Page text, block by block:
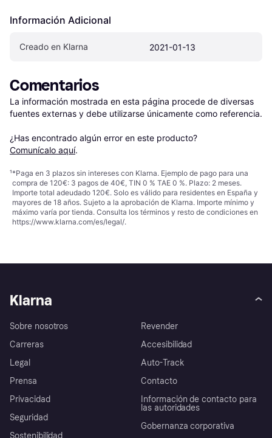
Información Adicional
Creado en Klarna 2021-01-13
Comentarios
La información mostrada en esta página procede de diversas
fuentes externas y debe utilizarse únicamente como referencia.
¿Has encontrado algún error en este producto?
Comunícalo aquí.
¹*Paga en 3 plazos sin intereses con Klarna. Ejemplo de pago para una
compra de 120€: 3 pagos de 40€, TIN 0 % TAE 0 %. Plazo: 2 meses.
Importe total adeudado 120€. Solo es válido para residentes en España y
mayores de 18 años. Sujeto a la aprobación de Klarna. Importe mínimo y
máximo varía por tienda. Consulta los términos y resto de condiciones en
https://www.klarna.com/es/legal/.
Klarna
Sobre nosotros
Carreras
Legal
Prensa
Privacidad
Seguridad
Revender
Accesibilidad
Auto-Track
Contacto
Información de contacto para
las autoridades
Gobernanza corporativa